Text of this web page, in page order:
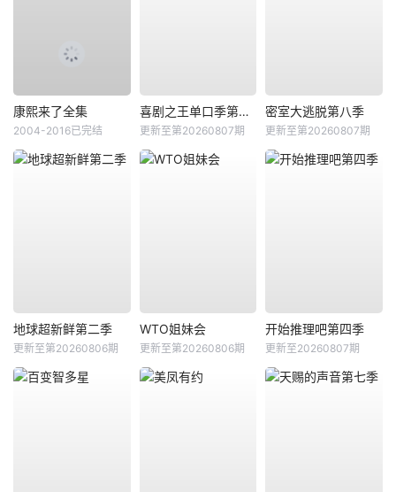
康熙来了全集
2004-2016已完结
喜剧之王单口季第三季
更新至第20260807期
密室大逃脱第八季
更新至第20260807期
地球超新鲜第二季
更新至第20260806期
WTO姐妹会
更新至第20260806期
开始推理吧第四季
更新至20260807期